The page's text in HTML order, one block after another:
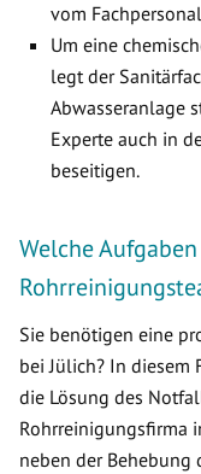
vom
Um eine
legt der
Abwasseranlage
Experte auch in
beseitigen.
Welche
Sie benötigen eine
bei Jülich? In diesem
die Lösung des
Rohrreinigungsfirma
neben der Behebung